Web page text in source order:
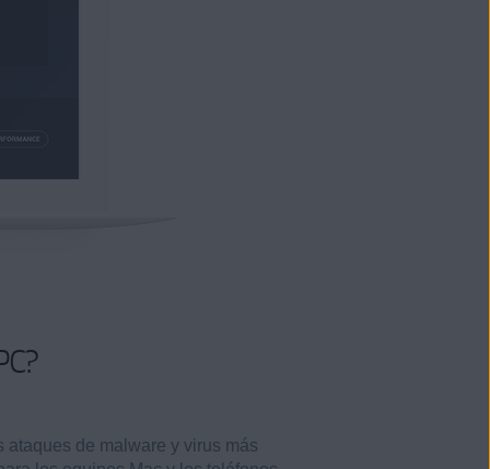
de malware y virus más